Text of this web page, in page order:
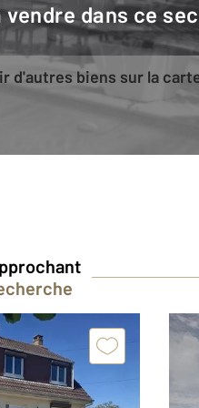
dans ce
d'autres biens sur la